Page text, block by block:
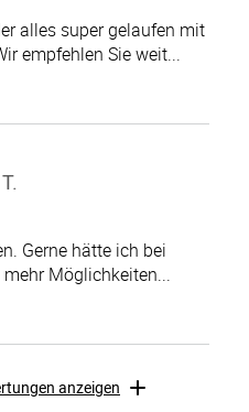
alles super gelaufen mit
empfehlen Sie weit...
Gerne hätte ich bei
Möglichkeiten...
anzeigen